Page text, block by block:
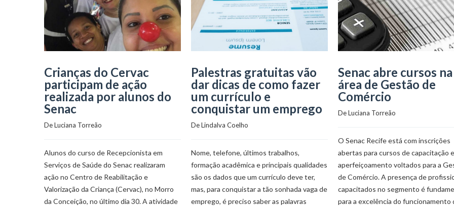
Crianças do Cervac
participam de ação
realizada por alunos do
Senac
De Luciana Torreão
Alunos do curso de Recepcionista em
Serviços de Saúde do Senac realizaram
ação no Centro de Reabilitação e
Valorização da Criança (Cervac), no Morro
da Conceição, no último dia 30. A atividade
Palestras gratuitas vão
dar dicas de como fazer
um currículo e
conquistar um emprego
De Lindalva Coelho
Nome, telefone, últimos trabalhos,
formação acadêmica e principais qualidades
são os dados que um currículo deve ter,
mas, para conquistar a tão sonhada vaga de
emprego, é preciso saber as palavras
Senac abre cursos na
área de Gestão de
Comércio
De Luciana Torreão
O Senac Recife está com inscrições
abertas para cursos de capacitação e
aperfeiçoamento voltados para a
de Comércio. A presença de
capacitados no segmento é
para a excelência do funcionamento